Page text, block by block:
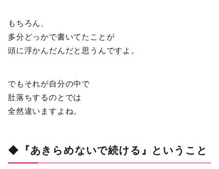
もちろん、
多分どっかで書いてたことが
頭に浮かんだんだと思うんですよ。
でもそれが自分の中で
肚落ちするのとでは
全然違いますよね。
◆『あきらめないで続ける』ということ